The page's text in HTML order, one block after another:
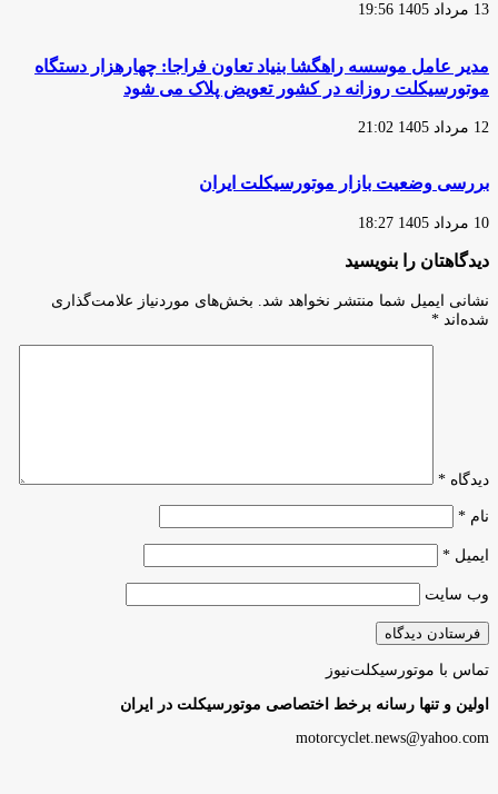
13 مرداد 1405 19:56
مدیر عامل موسسه راهگشا بنیاد تعاون فراجا: چهارهزار دستگاه
موتورسیکلت روزانه در کشور تعویض پلاک می شود
12 مرداد 1405 21:02
بررسی وضعیت بازار موتورسیکلت ایران
10 مرداد 1405 18:27
دیدگاهتان را بنویسید
نشانی ایمیل شما منتشر نخواهد شد.
بخش‌های موردنیاز علامت‌گذاری
شده‌اند *
دیدگاه *
نام *
ایمیل *
وب‌ سایت
تماس با موتورسیکلت‌نیوز
اولین و تنها رسانه برخط اختصاصی موتورسیکلت در ایران
motorcyclet.news@yahoo.com